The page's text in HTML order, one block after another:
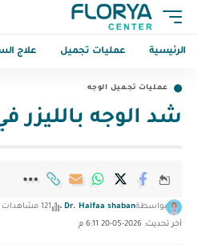
الرئيسية عمليات تجميل علاج
عمليات تجميل الوجه
شد الوجه بالليزر
آخر تحديث: 2026-05-20 6:11 م
بواسطةDr. Haifaa shaban 121 مشاهدات